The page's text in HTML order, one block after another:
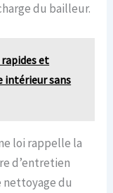
du bailleur.
et
intérieur sans
loi rappelle la
d’entretien
nettoyage du